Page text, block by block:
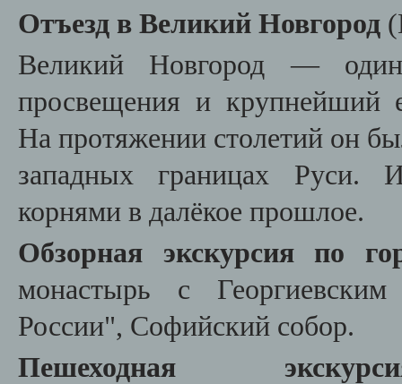
Отъезд в Великий Новгород
Великий Новгород —
просвещения и крупнейший
На протяжении столетий он
западных границах Руси.
корнями в далёкое прошлое.
Обзорная экскурсия по
монастырь с
России", Софийский собор.
Пешеходная